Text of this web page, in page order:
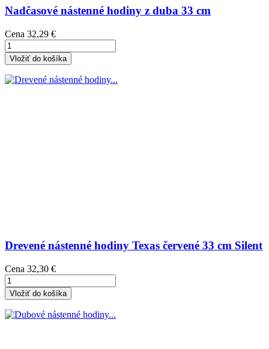
Nadčasové nástenné hodiny z duba 33 cm
Cena 32,29 €
Vložiť do košíka
Drevené nástenné hodiny Texas červené 33 cm Silent
Cena 32,30 €
Vložiť do košíka